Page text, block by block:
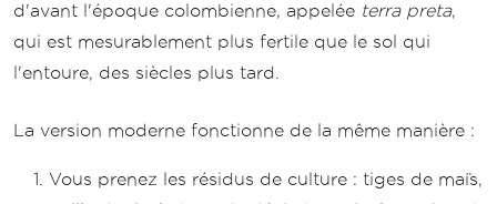
d'avant l'époque colombienne, appelée terra preta,
qui est mesurablement plus fertile que le sol qui
l'entoure, des siècles plus tard.
La version moderne fonctionne de la même manière :
Vous prenez les résidus de culture : tiges de maïs,